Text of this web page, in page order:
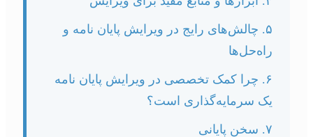
۵. چالش‌های رایج در ویرایش پایان نامه و
راه‌حل‌ها
۶. چرا کمک تخصصی در ویرایش پایان نامه
یک سرمایه‌گذاری است؟
۷. سخن پایانی